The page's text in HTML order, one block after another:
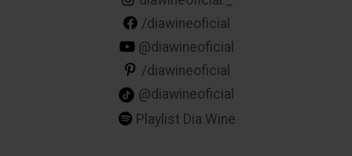
/diawineoficial
@diawineoficial
/diawineoficial
@diawineoficial
Playlist Dia Wine